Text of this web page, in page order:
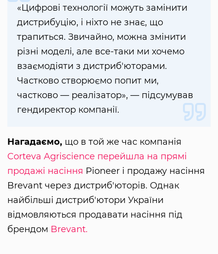
«Цифрові технології можуть замінити
дистрибуцію, і ніхто не знає, що
трапиться. Звичайно, можна змінити
різні моделі, але все-таки ми хочемо
взаємодіяти з дистриб'юторами.
Частково створюємо попит ми,
частково — реалізатор», — підсумував
гендиректор компанії.
Нагадаємо, що в той же час компанія
Corteva Agriscience перейшла на прямі
продажі насіння Pioneer і продажу насіння
Brevant через дистриб'юторів. Однак
найбільші дистриб'ютори України
відмовляються продавати насіння під
брендом Brevant.